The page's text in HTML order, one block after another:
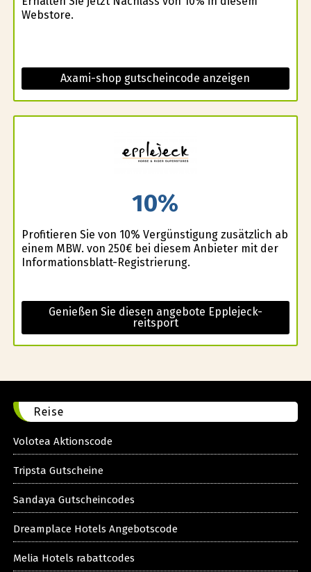
Webstore.
Axami-shop gutscheincode anzeigen
10%
Profitieren Sie von 10% Vergünstigung zusätzlich ab
einem MBW. von 250€ bei diesem Anbieter mit der
Informationsblatt-Registrierung.
Genießen Sie diesen angebote Epplejeck-
reitsport
Reise
Volotea Aktionscode
Tripsta Gutscheine
Sandaya Gutscheincodes
Dreamplace Hotels Angebotscode
Melia Hotels rabattcodes